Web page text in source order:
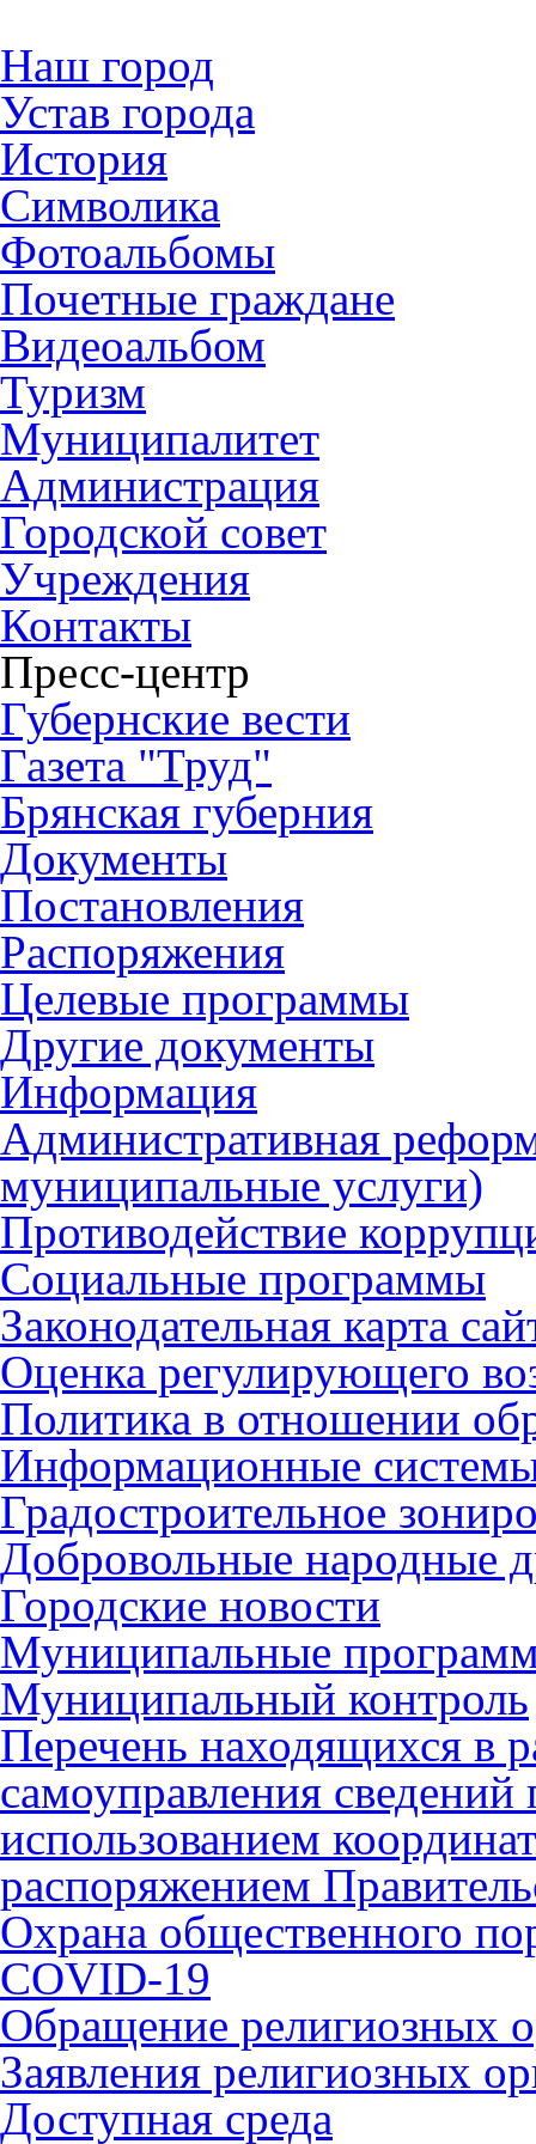
Наш город
Устав города
История
Символика
Фотоальбомы
Почетные граждане
Видеоальбом
Туризм
Муниципалитет
Администрация
Городской совет
Учреждения
Контакты
Пресс-центр
Губернские вести
Газета "Труд"
Брянская губерния
Документы
Постановления
Распоряжения
Целевые программы
Другие документы
Информация
Административная
муниципальные услуги)
Противодействие
Социальные программы
Законодательная карта
Оценка регулирующего
Политика в отношении
Информационные
Градостроительное
Добровольные народные
Городские новости
Муниципальные
Муниципальный контроль
Перечень находящихся в
самоуправления
использованием
распоряжением
Охрана общественного
COVID-19
Обращение религиозных
Заявления религиозных
Доступная среда